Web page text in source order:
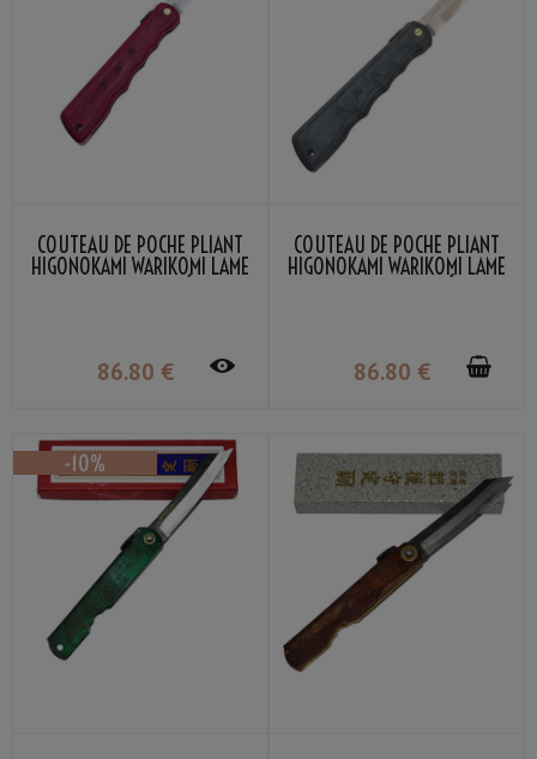
COUTEAU DE POCHE PLIANT
HIGONOKAMI WARIKOMI LAME
86.80 €
COUTEAU DE POCHE PLIANT
HIGONOKAMI WARIKOMI LAME
86.80 €